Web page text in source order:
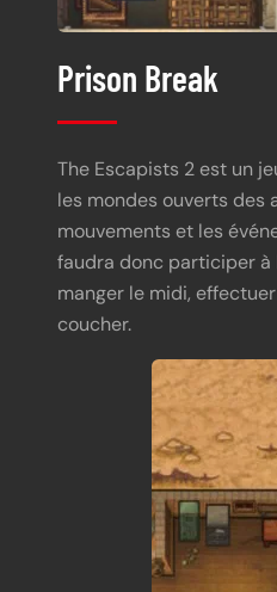
Prison Break
The Escapists 2 est un
les mondes ouverts des
mouvements et les
faudra donc participer à
manger le midi,
coucher.